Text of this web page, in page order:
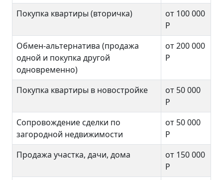
Покупка квартиры (вторичка)
от 100 000
Р
Обмен-альтернатива (продажа
одной и покупка другой
одновременно)
от 200 000
Р
Покупка квартиры в новостройке
от 50 000
Р
Сопровождение сделки по
загородной недвижимости
от 50 000
Р
Продажа участка, дачи, дома
от 150 000
Р